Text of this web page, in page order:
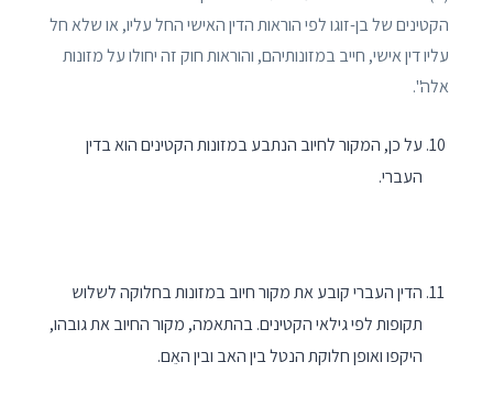
הקטינים של בן-זוגו לפי הוראות הדין האישי החל עליו, או שלא חל
עליו דין אישי, חייב במזונותיהם, והוראות חוק זה יחולו על מזונות
אלה".
על כן, המקור לחיוב הנתבע במזונות הקטינים הוא בדין
העברי.
הדין העברי קובע את מקור חיוב במזונות בחלוקה לשלוש
תקופות לפי גילאי הקטינים. בהתאמה, מקור החיוב את גובהו,
היקפו ואופן חלוקת הנטל בין האב ובין האֵם.